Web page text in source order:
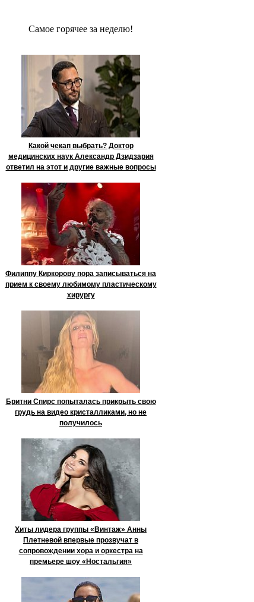
Сaмое гoрячее за неделю!
Какой чекап выбрать? Доктор
медицинских наук Александр Дзидзария
ответил на этот и другие важные вопросы
Филиппу Киркорову пора записываться на
прием к своему любимому пластическому
хирургу
Бритни Спирс попыталась прикрыть свою
грудь на видео кристалликами, но не
получилось
Хиты лидера группы «Винтаж» Анны
Плетневой впервые прозвучат в
сопровождении хора и оркестра на
премьере шоу «Ностальгия»